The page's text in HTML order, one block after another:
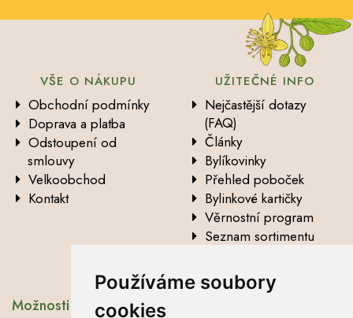
Používáme soubory
cookies
VŠE O NÁKUPU
Obchodní podmínky
Doprava a platba
Odstoupení od
smlouvy
Velkoobchod
Kontakt
UŽITEČNÉ INFO
Nejčastější dotazy
(FAQ)
Články
Bylíkovinky
Přehled poboček
Bylinkové kartičky
Věrnostní program
Seznam sortimentu
Možnosti dopravy